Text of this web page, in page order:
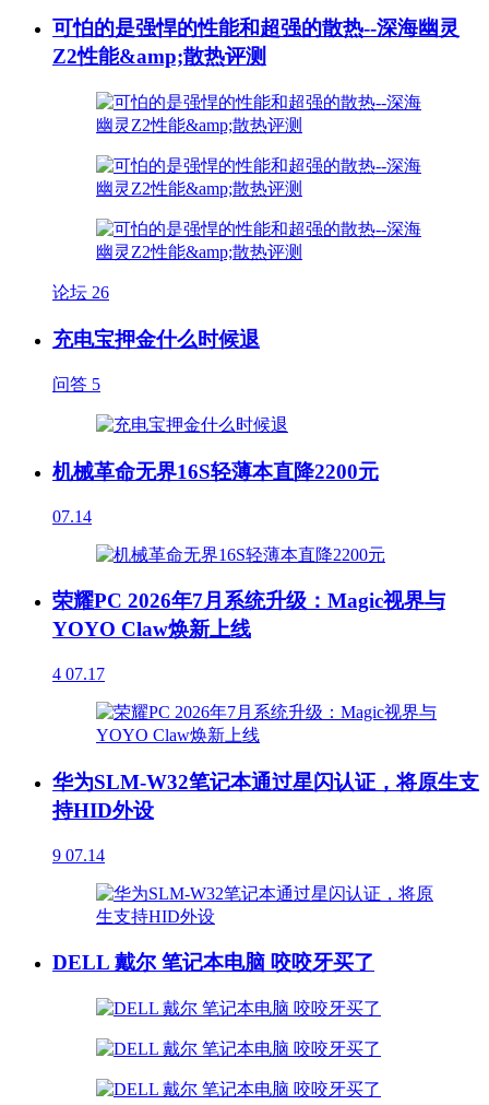
可怕的是强悍的性能和超强的散热--深海幽灵
Z2性能&amp;散热评测
论坛 26
充电宝押金什么时候退
问答 5
机械革命无界16S轻薄本直降2200元
07.14
荣耀PC 2026年7月系统升级：Magic视界与
YOYO Claw焕新上线
4 07.17
华为SLM-W32笔记本通过星闪认证，将原生支
持HID外设
9 07.14
DELL 戴尔 笔记本电脑 咬咬牙买了